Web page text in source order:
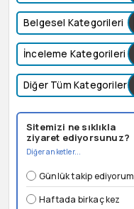
Belgesel Kategorileri
İnceleme Kategorileri
Diğer Tüm Kategoriler
Sitemizi ne sıklıkla
ziyaret ediyorsunuz?
Diğer anketler...
Günlük takip ediyorum
Haftada birkaç kez